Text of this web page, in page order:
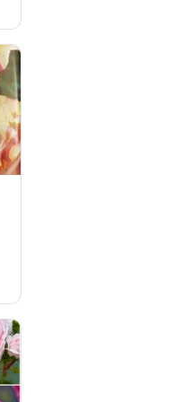
fördert die
der Rosen. Dies
der Hauptblüte.
Rosenkultur benötigt
vorzugsweise im
Feuchtigkeit.
ist ausreichendes
um die Rosen herum
Feuchtigkeit und
Boden.
Sie den Boden auf und
unter.
Sie ein ausreichend
Sie die Rose so tief,
fünf Zentimeter
liegt.